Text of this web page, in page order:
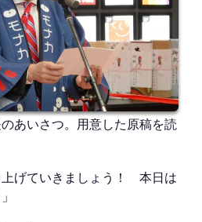
あいさつ。用意した原稿を読
上げていきましょう！ 本日は